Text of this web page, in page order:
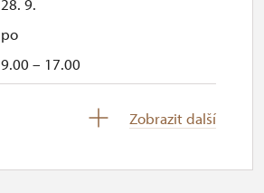
28. 9.
po
9.00 – 17.00
Zobrazit další